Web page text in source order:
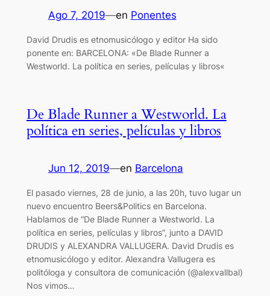
Ago 7, 2019—en Ponentes
David Drudis es etnomusicólogo y editor Ha sido
ponente en: BARCELONA: «De Blade Runner a
Westworld. La política en series, películas y libros«
De Blade Runner a Westworld. La
política en series, películas y libros
Jun 12, 2019—en Barcelona
El pasado viernes, 28 de junio, a las 20h, tuvo lugar un
nuevo encuentro Beers&Politics en Barcelona.
Hablamos de “De Blade Runner a Westworld. La
política en series, películas y libros”, junto a DAVID
DRUDIS y ALEXANDRA VALLUGERA. David Drudis es
etnomusicólogo y editor. Alexandra Vallugera es
politóloga y consultora de comunicación (@alexvallbal)
Nos vimos…